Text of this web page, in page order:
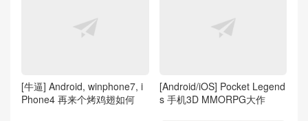
[牛逼] Android, winphone7, i
Phone4 再来个烤鸡翅如何
[Android/iOS] Pocket Legend
s 手机3D MMORPG大作